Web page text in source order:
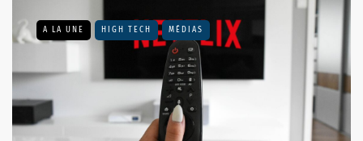
A LA UNE HIGH TECH MÉDIAS